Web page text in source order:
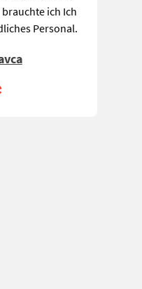
ich Ich
Personal.